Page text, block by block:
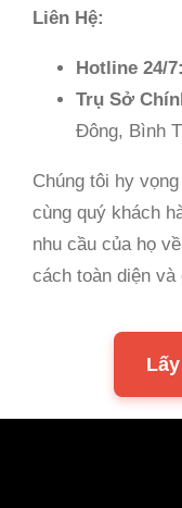
Liên Hệ:
Hotline 24/7:
Trụ Sở
Đông, Bình
Chúng tôi hy
cùng quý khách
nhu cầu của họ
cách toàn diện và